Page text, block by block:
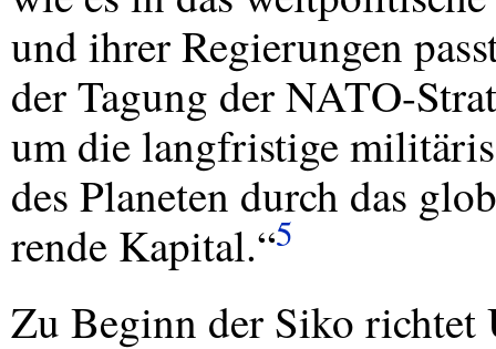
und ihrer Regierungen
der Tagung derNATO-
um die langfristige
des Planeten durch das
rende Kapital.“5
Zu Beginn der Siko richtet